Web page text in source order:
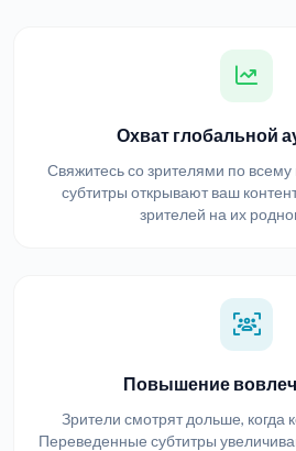
Охват глобальной
Свяжитесь со зрителями по
субтитры открывают ваш
зрителей на их
Повышение
Зрители смотрят дольше, когда
Переведенные субтитры